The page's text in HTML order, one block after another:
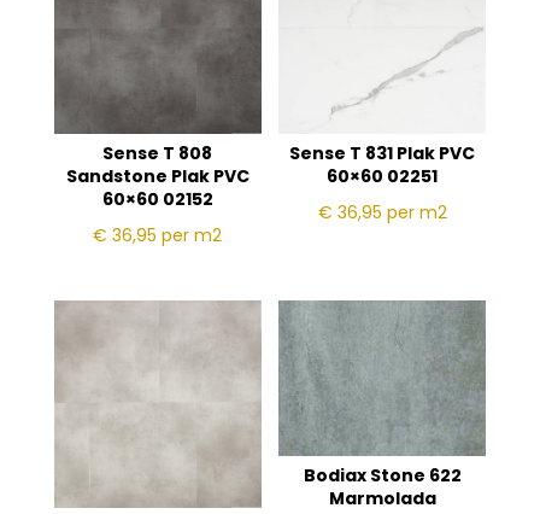
Sense T 808
Sandstone Plak PVC
60×60 02152
€ 36,95per m2
Sense T 831 Plak PVC
60×60 02251
€ 36,95 per m2
Bodiax Stone 622
Marmolada